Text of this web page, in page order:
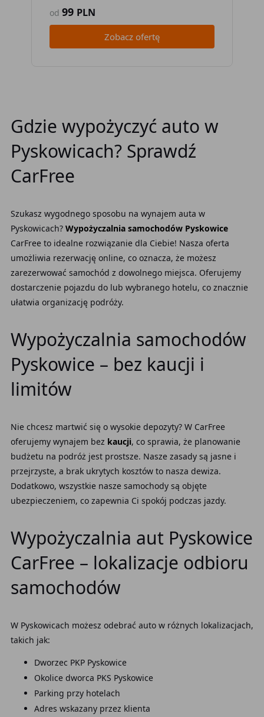
od 99 PLN
Zobacz ofertę
Gdzie wypożyczyć auto w
Pyskowicach? Sprawdź
CarFree
Szukasz wygodnego sposobu na wynajem auta w
Pyskowicach? Wypożyczalnia samochodów Pyskowice
CarFree to idealne rozwiązanie dla Ciebie! Nasza oferta
umożliwia rezerwację online, co oznacza, że możesz
zarezerwować samochód z dowolnego miejsca. Oferujemy
dostarczenie pojazdu do lub wybranego hotelu, co znacznie
ułatwia organizację podróży.
Wypożyczalnia samochodów
Pyskowice – bez kaucji i
limitów
Nie chcesz martwić się o wysokie depozyty? W CarFree
oferujemy wynajem bez kaucji, co sprawia, że planowanie
budżetu na podróż jest prostsze. Nasze zasady są jasne i
przejrzyste, a brak ukrytych kosztów to nasza dewiza.
Dodatkowo, wszystkie nasze samochody są objęte
ubezpieczeniem, co zapewnia Ci spokój podczas jazdy.
Wypożyczalnia aut Pyskowice
CarFree – lokalizacje odbioru
samochodów
W Pyskowicach możesz odebrać auto w różnych lokalizacjach,
takich jak:
Dworzec PKP Pyskowice
Okolice dworca PKS Pyskowice
Parking przy hotelach
Adres wskazany przez klienta